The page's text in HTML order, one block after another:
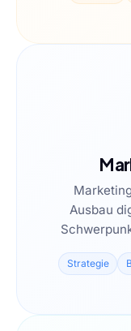
Ausbau
Strategie